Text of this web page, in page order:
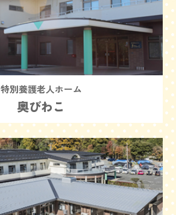
特別養護老人ホーム
奥びわこ